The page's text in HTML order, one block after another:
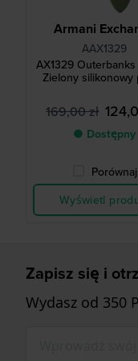
Armani
AAX1329
AX1329
Zielony silikonowy
169,00 zł
● Dostępny
Porównaj
Wyświetl
Zapisz się i
Wydasz od 350